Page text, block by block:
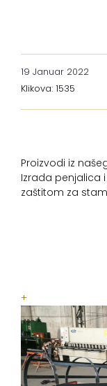
19 Januar 2022
Klikova: 1535
Proizvodi iz
Izrada penjalica
zaštitom za
+